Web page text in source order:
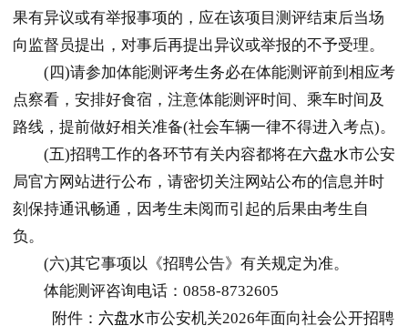
果有异议或有举报事项的，应在该项目测评结束后当场
向监督员提出，对事后再提出异议或举报的不予受理。
(四)请参加体能测评考生务必在体能测评前到相应考
点察看，安排好食宿，注意体能测评时间、乘车时间及
路线，提前做好相关准备(社会车辆一律不得进入考点)。
(五)招聘工作的各环节有关内容都将在六盘水市公安
局官方网站进行公布，请密切关注网站公布的信息并时
刻保持通讯畅通，因考生未阅而引起的后果由考生自
负。
(六)其它事项以《招聘公告》有关规定为准。
体能测评咨询电话：0858-8732605
附件： 六盘水市公安机关2026年面向社会公开招聘